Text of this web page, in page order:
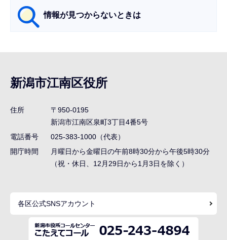
情報が見つからないときは
ナ
ビ
ゲ
シ
ョ
ま
新潟市江南区役所
住所
〒950-0195
新潟市江南区泉町3丁目4番5号
電話番号
025-383-1000（代表）
開庁時間
月曜日から金曜日の午前8時30分から午後5時30分
（祝・休日、12月29日から1月3日を除く）
各区公式SNSアカウント